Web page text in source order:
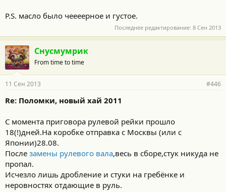
P.S. масло было чеееерное и густое.
Последнее редактирование: 8 Сен 2013
Снусмумрик
From time to time
11 Сен 2013 #446
Re: Поломки, новый хай 2011
С момента приговора рулевой рейки прошло
18(!)дней.На коробке отправка с Москвы (или с
Японии)28.08.
После замены рулевого вала,весь в сборе,стук никуда не
пропал.
Исчезло лишь дробление и стуки на гребёнке и
неровностях отдающие в руль.